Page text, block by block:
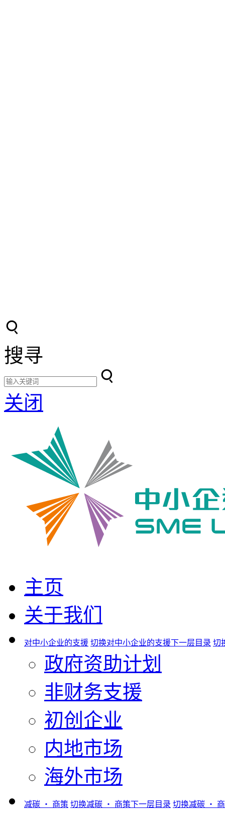
搜寻
关闭
主页
关于我们
对中小企业的支援 切换对中小企业的支援下一层目录 切
政府资助计划
非财务支援
初创企业
内地市场
海外市场
减碳 ‧ 商策 切换减碳 ‧ 商策下一层目录 切换减碳 ‧